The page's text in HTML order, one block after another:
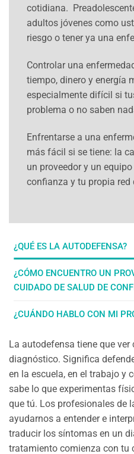
cotidiana.
adultos jóvenes como
riesgo o tener ya una
Controlar una
tiempo, dinero y energía
especialmente difícil si
problema o no saben
Enfrentarse a una
más fácil si se tiene: la
un proveedor y un
confianza y tu propia red
¿QUÉ ES LA AUTODEFENSA?
¿CÓMO ENCUENTRO UN
CUIDADO DE SALUD DE
¿CUÁNDO HABLO CON MI
La autodefensa tiene que
diagnóstico. Significa
en la escuela, en el trabajo y
sabe lo que experimentas
que tú. Los profesionales de
ayudarnos a entender e
traducir los síntomas en un
tratamiento comienza con tu